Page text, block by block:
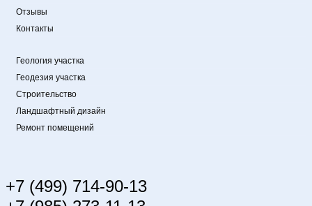
Отзывы
Контакты
Геология участка
Геодезия участка
Строительство
Ландшафтный дизайн
Ремонт помещений
+7 (499) 714-90-13